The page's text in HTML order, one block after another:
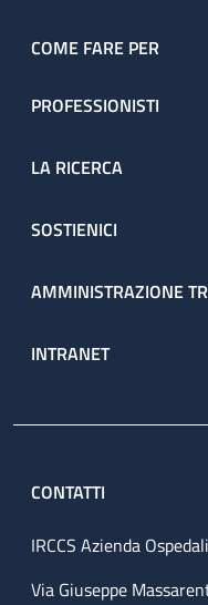
COME FARE PER
PROFESSIONISTI
LA RICERCA
SOSTIENICI
AMMINISTRAZIONE
INTRANET
CONTATTI
IRCCS Azienda
Via Giuseppe